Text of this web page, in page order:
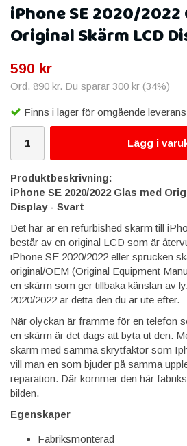
iPhone SE 2020/2022
Original Skärm LCD
590 kr
Ord. 890 kr. Du sparar 300 kr (34%)
Finns i lager för omgående leverans
Lägg i
Produktbeskrivning:
iPhone SE 2020/2022 Glas med
Display - Svart
Det här är en refurbished skärm till
består av en original LCD som är
iPhone SE 2020/2022 eller sprucken
original/OEM (Original Equipment
en skärm som ger tillbaka känslan av
2020/2022 är detta den du är ute efter.
När olyckan är framme för en telefon
en skärm är det dags att byta ut den.
skärm med samma skrytfaktor som
vill man en som bjuder på samma
reparation. Där kommer den här
bilden.
Egenskaper
Fabriksmonterad